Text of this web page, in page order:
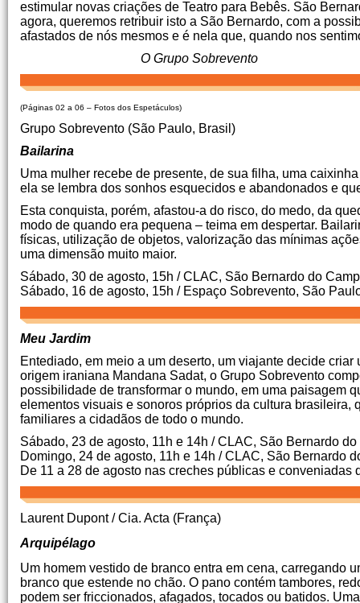
estimular novas criações de Teatro para Bebês. São
agora, queremos retribuir isto a São Bernardo, com a
afastados de nós mesmos e é nela que, quando nos
O Grupo Sobrevento
(Páginas 02 a 06 – Fotos dos Espetáculos)
Grupo Sobrevento (São Paulo, Brasil)
Bailarina
Uma mulher recebe de presente, de sua filha, uma
ela se lembra dos sonhos esquecidos e abandonados e
Esta conquista, porém, afastou-a do risco, do medo, da
modo de quando era pequena – teima em despertar.
físicas, utilização de objetos, valorização das mínimas
uma dimensão muito maior.
Sábado, 30 de agosto, 15h / CLAC, São Bernardo do
Sábado, 16 de agosto, 15h / Espaço Sobrevento, São
Meu Jardim
Entediado, em meio a um deserto, um viajante decide
origem iraniana Mandana Sadat, o Grupo Sobrevento
possibilidade de transformar o mundo, em uma paisagem
elementos visuais e sonoros próprios da cultura
familiares a cidadãos de todo o mundo.
Sábado, 23 de agosto, 11h e 14h / CLAC, São Bernardo
Domingo, 24 de agosto, 11h e 14h / CLAC, São Bernardo
De 11 a 28 de agosto nas creches públicas e conveniadas
Laurent Dupont / Cia. Acta (França)
Arquipélago
Um homem vestido de branco entra em cena, carregando
branco que estende no chão. O pano contém tambores,
podem ser friccionados, afagados, tocados ou batidos.